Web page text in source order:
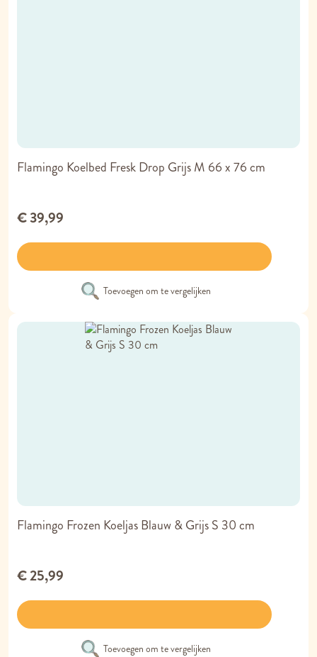
Flamingo Koelbed Fresk Drop Grijs M 66 x 76 cm
€ 39,99
Toevoegen om te vergelijken
Flamingo Frozen Koeljas Blauw & Grijs S 30 cm
€ 25,99
Toevoegen om te vergelijken